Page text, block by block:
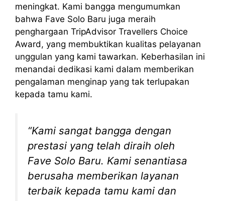
meningkat. Kami bangga mengumumkan
bahwa Fave Solo Baru juga meraih
penghargaan TripAdvisor Travellers Choice
Award, yang membuktikan kualitas pelayanan
unggulan yang kami tawarkan. Keberhasilan ini
menandai dedikasi kami dalam memberikan
pengalaman menginap yang tak terlupakan
kepada tamu kami.
“Kami sangat bangga dengan
prestasi yang telah diraih oleh
Fave Solo Baru. Kami senantiasa
berusaha memberikan layanan
terbaik kepada tamu kami dan